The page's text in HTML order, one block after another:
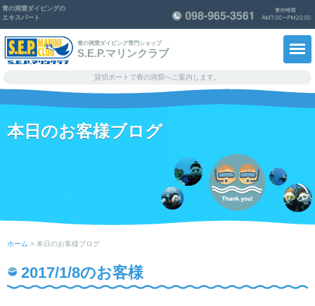
青の洞窟ダイビングの
エキスパート
青の洞窟ダイビング専門ショップ
S.E.P.マリンクラブ
貸切ボートで青の洞窟へご案内します。
メニュー料金・予約
知っ得！情報
本日のお客様ブログ
ホーム > 本日のお客様ブログ
2017/1/8のお客様